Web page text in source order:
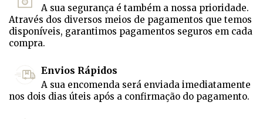
A sua segurança é também a nossa prioridade.
Através dos diversos meios de pagamentos que temos
disponíveis, garantimos pagamentos seguros em cada
compra.
Envios Rápidos
A sua encomenda será enviada imediatamente
nos dois dias úteis após a confirmação do pagamento.